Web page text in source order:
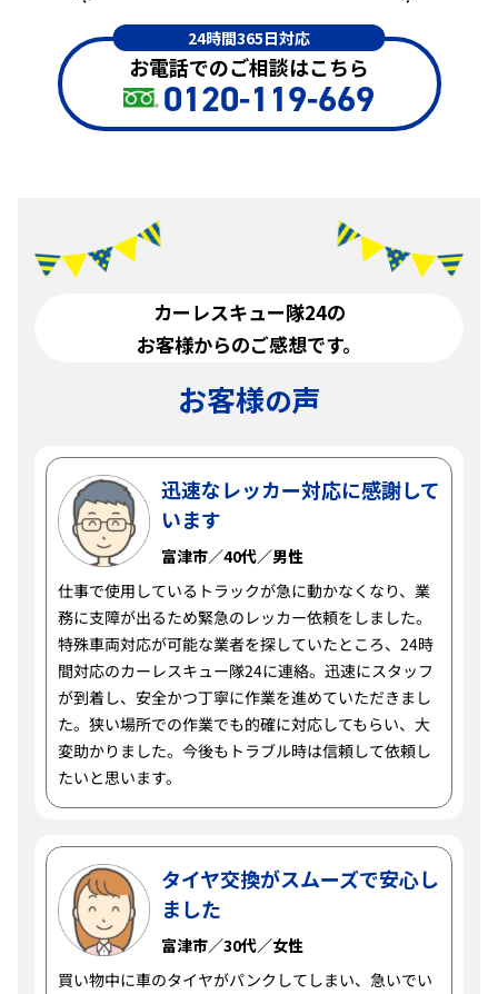
24時間365日対応
お電話でのご相談はこちら
0120-119-669
カーレスキュー隊24の
お客様からのご感想です。
お客様の声
迅速なレッカー対応に感謝して
います
富津市／40代／男性
仕事で使用しているトラックが急に動かなくなり、業
務に支障が出るため緊急のレッカー依頼をしました。
特殊車両対応が可能な業者を探していたところ、24時
間対応のカーレスキュー隊24に連絡。迅速にスタッフ
が到着し、安全かつ丁寧に作業を進めていただきまし
た。狭い場所での作業でも的確に対応してもらい、大
変助かりました。今後もトラブル時は信頼して依頼し
たいと思います。
タイヤ交換がスムーズで安心し
ました
富津市／30代／女性
買い物中に車のタイヤがパンクしてしまい、急いでい